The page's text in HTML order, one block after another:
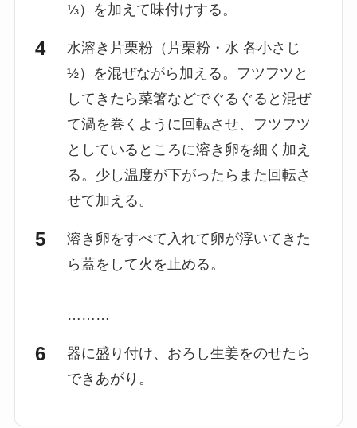
⅓）を加えて味付けする。
水溶き片栗粉（片栗粉・水 各小さじ
½）を混ぜながら加える。フツフツと
してきたら菜箸などでぐるぐると混ぜ
て渦を巻くように回転させ、フツフツ
としているところに溶き卵を細く加え
る。少し温度が下がったらまた回転さ
せて加える。
溶き卵をすべて入れて卵が浮いてきた
ら蓋をして火を止める。
………
器に盛り付け、おろし生姜をのせたら
できあがり。